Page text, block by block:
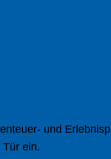
und
ein.